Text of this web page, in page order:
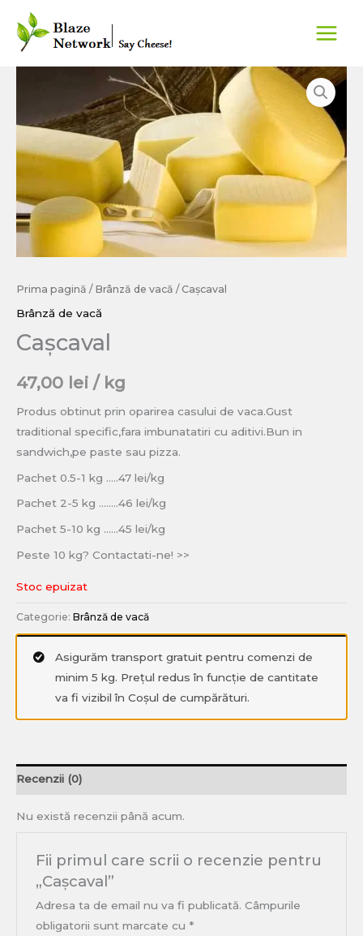
content
Prima pagină / Brânză de vacă / Cașcaval
Brânză de vacă
Cașcaval
47,00 lei / kg
Produs obtinut prin oparirea casului de vaca.Gust
traditional specific,fara imbunatatiri cu aditivi.Bun in
sandwich,pe paste sau pizza.
Pachet 0.5-1 kg …..47 lei/kg
Pachet 2-5 kg ……..46 lei/kg
Pachet 5-10 kg ……45 lei/kg
Peste 10 kg? Contactati-ne! >>
Stoc epuizat
Categorie: Brânză de vacă
Asigurăm transport gratuit pentru comenzi de
minim 5 kg. Prețul redus în funcție de cantitate
va fi vizibil în Coșul de cumpărături.
Recenzii (0)
Nu există recenzii până acum.
Fii primul care scrii o recenzie pentru
„Cașcaval”
Adresa ta de email nu va fi publicată. Câmpurile
obligatorii sunt marcate cu *